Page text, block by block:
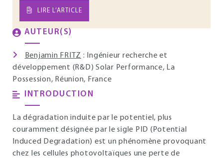
LIRE L’ARTICLE
AUTEUR(S)
Benjamin FRITZ : Ingénieur recherche et
développement (R&D) Solar Performance, La
Possession, Réunion, France
INTRODUCTION
La dégradation induite par le potentiel, plus
couramment désignée par le sigle PID (Potential
Induced Degradation) est un phénomène provoquant
chez les cellules photovoltaïques une perte de